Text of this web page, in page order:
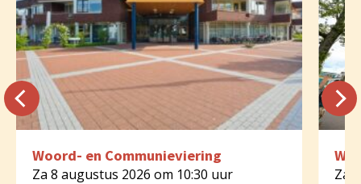
Woord- en Communieviering
Za 8 augustus 2026 om 10:30 uur
Za